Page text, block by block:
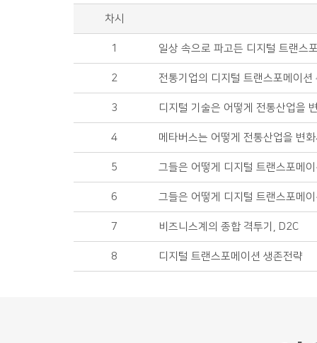
차시
1 일상 속으로 파고든 디지털 트랜스
2 전통기업의 디지털 트랜스포메이션
3 디지털 기술은 어떻게 전통산업을
4 메타버스는 어떻게 전통산업을 변
5 그들은 어떻게 디지털 트랜스포메
6 그들은 어떻게 디지털 트랜스포메
7 비즈니스계의 종합 격투기, D2C
8 디지털 트랜스포메이션 생존전략